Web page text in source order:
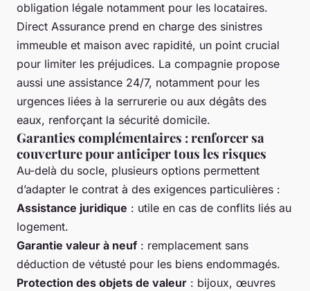
obligation légale notamment pour les locataires.
Direct Assurance prend en charge des sinistres
immeuble et maison avec rapidité, un point crucial
pour limiter les préjudices. La compagnie propose
aussi une assistance 24/7, notamment pour les
urgences liées à la serrurerie ou aux dégâts des
eaux, renforçant la sécurité domicile.
Garanties complémentaires : renforcer sa
couverture pour anticiper tous les risques
Au-delà du socle, plusieurs options permettent
d’adapter le contrat à des exigences particulières :
Assistance juridique : utile en cas de conflits liés au
logement.
Garantie valeur à neuf : remplacement sans
déduction de vétusté pour les biens endommagés.
Protection des objets de valeur : bijoux, œuvres